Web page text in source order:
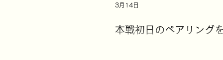
本戦初日のペアリング
3月14日